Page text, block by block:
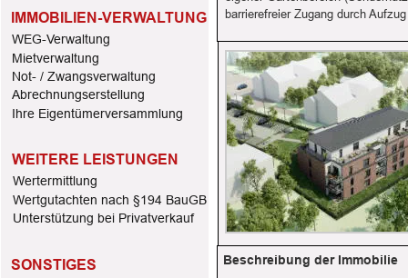
IMMOBILIEN-VERWALTUNG
WEG-Verwaltung
Mietverwaltung
Not- / Zwangsverwaltung
Abrechnungserstellung
Ihre Eigentümerversammlung
WEITERE LEISTUNGEN
Wertermittlung
Wertgutachten nach §194 BauGB
Unterstützung bei Privatverkauf
SONSTIGES
barrierefreier Zugang durch Aufzug
Beschreibung der Immobilie